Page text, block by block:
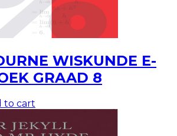
WISKUNDE E-
GRAAD 8
to cart